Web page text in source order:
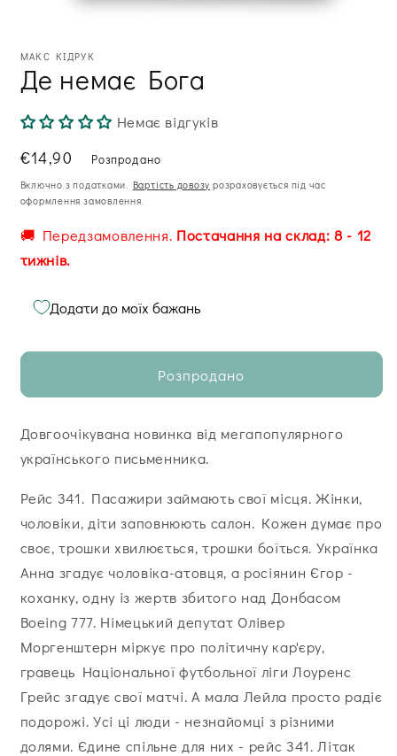
1
в
модальному
вікні
МАКС КІДРУК
Де немає Бога
Немає відгуків
Звична
ціна
€14,90 Розпродано
Включно з податками. Вартість довозу розраховується під час
оформлення замовлення.
🚚 Передзамовлення. Постачання на склад: 8 - 12
тижнів.
Додати до моїх бажань
Розпродано
Довгоочікувана новинка від мегапопулярного
українського письменника.
Рейс 341. Пасажири займають свої місця. Жінки,
чоловіки, діти заповнюють салон. Кожен думає про
своє, трошки хвилюється, трошки боїться. Українка
Анна згадує чоловіка-атовця, а росіянин Єгор -
коханку, одну із жертв збитого над Донбасом
Boeing 777. Німецький депутат Олівер
Моргенштерн міркує про політичну кар'єру,
гравець Національної футбольної ліги Лоуренс
Грейс згадує свої матчі. А мала Лейла просто радіє
подорожі. Усі ці люди - незнайомці з різними
долями. Єдине спільне для них - рейс 341. Літак